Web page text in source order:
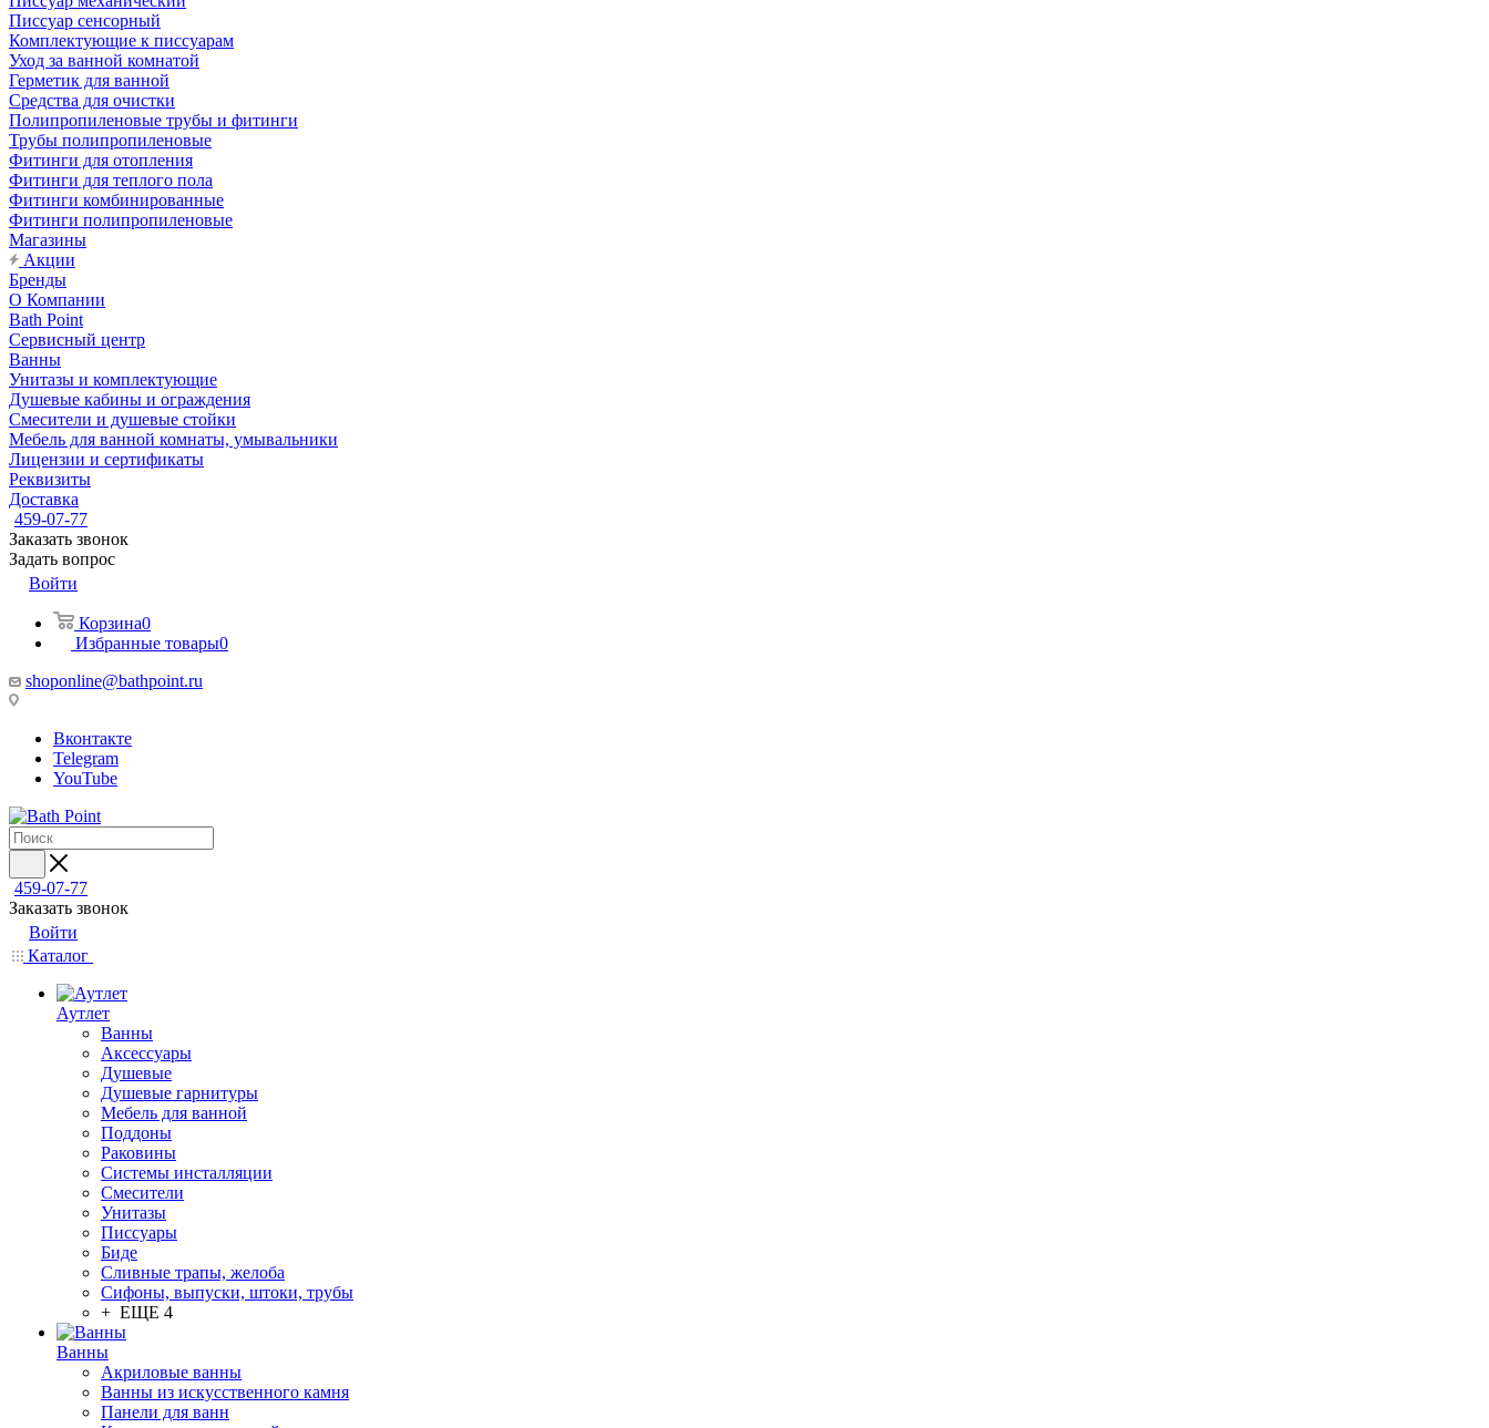
Писсуар сенсорный
Комплектующие к писсуарам
Уход за ванной комнатой
Герметик для ванной
Средства для очистки
Полипропиленовые трубы и фитинги
Трубы полипропиленовые
Фитинги для отопления
Фитинги для теплого пола
Фитинги комбинированные
Фитинги полипропиленовые
Магазины
Акции
Бренды
О Компании
Bath Point
Сервисный центр
Ванны
Унитазы и комплектующие
Душевые кабины и ограждения
Смесители и душевые стойки
Мебель для ванной комнаты, умывальники
Лицензии и сертификаты
Реквизиты
Доставка
459-07-77
Заказать звонок
Задать вопрос
Войти
Корзина0
Избранные товары0
shoponline@bathpoint.ru
Вконтакте
Telegram
YouTube
459-07-77
Заказать звонок
Войти
Каталог
Аутлет
Ванны
Аксессуары
Душевые
Душевые гарнитуры
Мебель для ванной
Поддоны
Раковины
Системы инсталляции
Смесители
Унитазы
Писсуары
Биде
Сливные трапы, желоба
Сифоны, выпуски, штоки, трубы
+ ЕЩЕ 4
Ванны
Акриловые ванны
Ванны из искусственного камня
Панели для ванн